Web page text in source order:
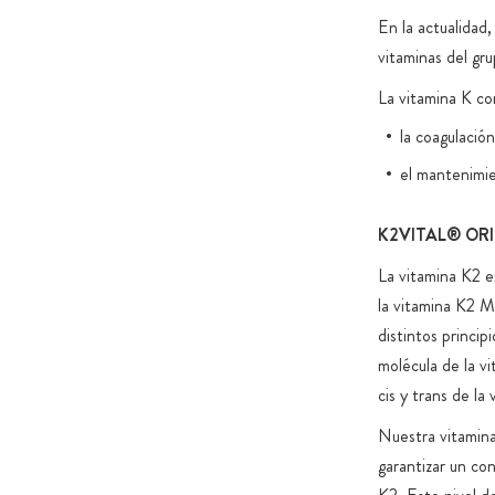
En la
vitaminas del
La vitamina K
la
el
K2VITAL®
La vitamina K2
la vitamina K2
distintos
molécula de la
cis y trans de la
Nuestra
garantizar un